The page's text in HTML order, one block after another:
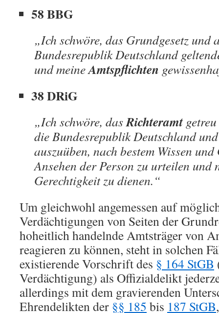
58 BBG
„Ich schwöre, das Grundgesetz und
Bundesrepublik Deutschland
und meineAmtspflichten
38 DRiG
„Ich schwöre, dasRichteramtgetreu
die Bundesrepublik Deutschland
auszuüben, nach bestem Wissen
Ansehen der Person zu urteilen
Gerechtigkeit zu dienen.“
Um gleichwohl angemessen auf
Verdächtigungen von Seiten der
hoheitlich handelnde Amtsträger von
reagieren zu können, steht in solchen
existierende Vorschrift des § 164 StGB
Verdächtigung) als Offizialdelikt
allerdings mit dem gravierenden
Ehrendelikten der §§ 185 bis 187 StGB